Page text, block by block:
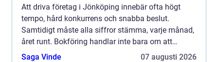
Att driva företag i Jönköping innebär ofta högt
tempo, hård konkurrens och snabba beslut.
Samtidigt måste alla siffror stämma, varje månad,
året runt. Bokföring handlar inte bara om att
f&oum...
Saga Vinde 07 augusti 2026